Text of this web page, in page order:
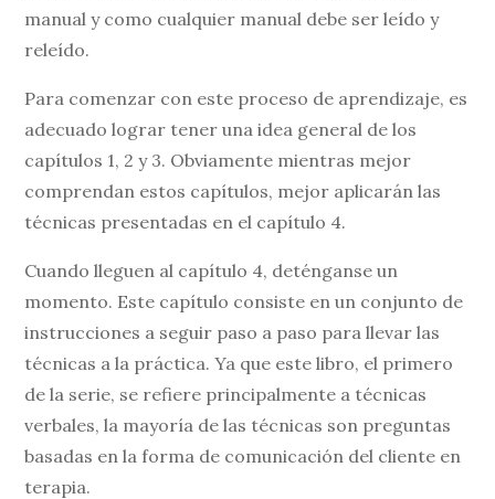
manual y como cualquier manual debe ser leído y
releído.
Para comenzar con este proceso de aprendizaje, es
adecuado lograr tener una idea general de los
capítulos 1, 2 y 3. Obviamente mientras mejor
comprendan estos capítulos, mejor aplicarán las
técnicas presentadas en el capítulo 4.
Cuando lleguen al capítulo 4, deténganse un
momento. Este capítulo consiste en un conjunto de
instrucciones a seguir paso a paso para llevar las
técnicas a la práctica. Ya que este libro, el primero
de la serie, se refiere principalmente a técnicas
verbales, la mayoría de las técnicas son preguntas
basadas en la forma de comunicación del cliente en
terapia.